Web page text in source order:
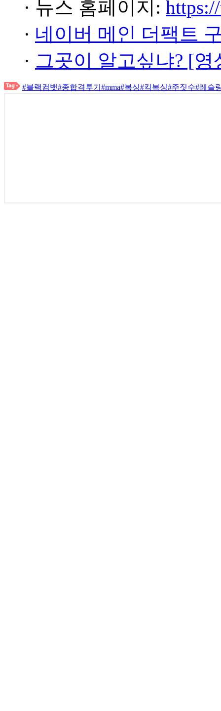
· 뉴스 홈페이지:
· 네이버 메인 더팩트
· 그곳이 알고싶냐? [
#블랙컴뱃#종합격투기 #mma#복싱#킥복싱#주짓수#레슬